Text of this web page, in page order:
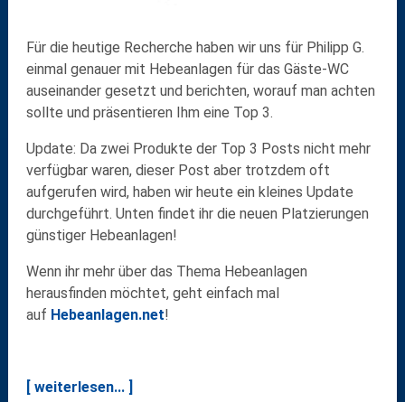
Für die heutige Recherche haben wir uns für Philipp G.
einmal genauer mit Hebeanlagen für das Gäste-WC
auseinander gesetzt und berichten, worauf man achten
sollte und präsentieren Ihm eine Top 3.
Update: Da zwei Produkte der Top 3 Posts nicht mehr
verfügbar waren, dieser Post aber trotzdem oft
aufgerufen wird, haben wir heute ein kleines Update
durchgeführt. Unten findet ihr die neuen Platzierungen
günstiger Hebeanlagen!
Wenn ihr mehr über das Thema Hebeanlagen
herausfinden möchtet, geht einfach mal
auf Hebeanlagen.net!
[ weiterlesen... ]